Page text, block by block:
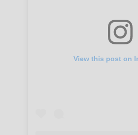
View this post on